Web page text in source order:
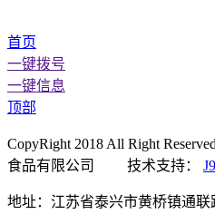
首页
一键拨号
一键信息
顶部
CopyRight 2018 All Right
食品有限公司 技术支持：
地址：江苏省泰兴市黄桥镇通联